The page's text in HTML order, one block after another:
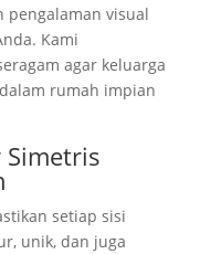
pengalaman visual
Kami
agar keluarga
rumah impian
setiap sisi
unik, dan juga